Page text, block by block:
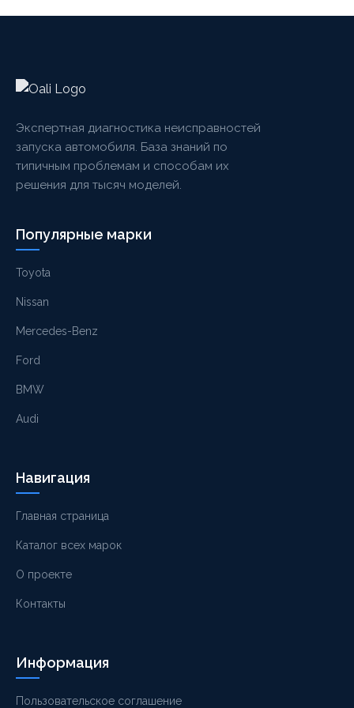
Экспертная диагностика неисправностей
запуска автомобиля. База знаний по
типичным проблемам и способам их
решения для тысяч моделей.
Популярные марки
Toyota
Nissan
Mercedes-Benz
Ford
BMW
Audi
Навигация
Главная страница
Каталог всех марок
О проекте
Контакты
Информация
Пользовательское соглашение